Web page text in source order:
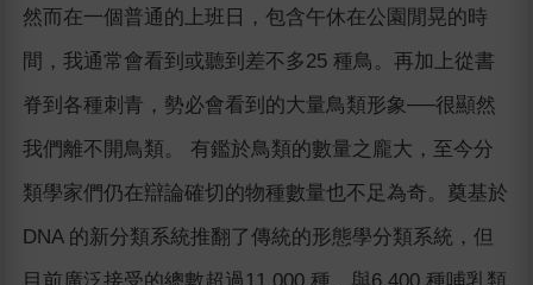
然而在一個普通的上班日，包含午休在公園閒晃的時
間，我通常會看到或聽到差不多25 種鳥。再加上從書
脊到各種刺青，勢必會看到的大量鳥類形象──很顯然
我們離不開鳥類。 有鑑於鳥類的數量之龐大，至今分
類學家們仍在辯論確切的物種數量也不足為奇。奠基於
DNA 的新分類系統推翻了傳統的形態學分類系統，但